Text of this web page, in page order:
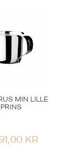
MIN LILLE
PRINS
KR